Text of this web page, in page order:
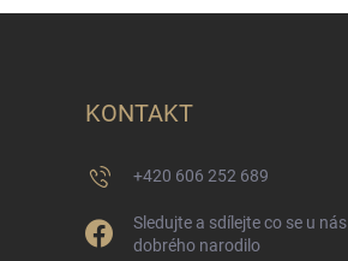
KONTAKT
+420 606 252 689
Sledujte a sdílejte co se u nás
dobrého narodilo